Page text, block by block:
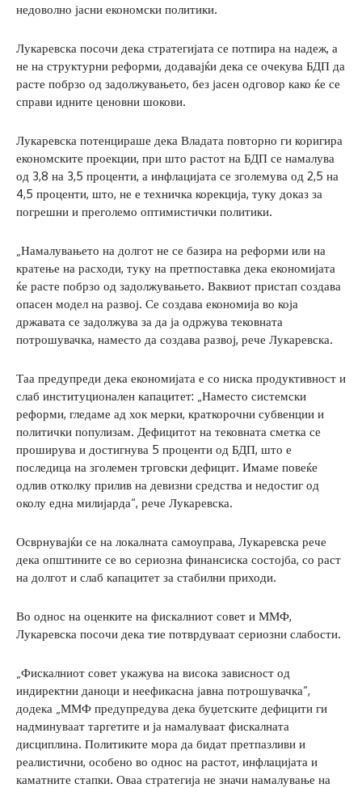
недоволно јасни економски политики.
Лукаревска посочи дека стратегијата се потпира на надеж, а
не на структурни реформи, додавајќи дека се очекува БДП да
расте побрзо од задолжувањето, без јасен одговор како ќе се
справи идните ценовни шокови.
Лукаревска потенцираше дека Владата повторно ги коригира
економските проекции, при што растот на БДП се намалува
од 3,8 на 3,5 проценти, а инфлацијата се зголемува од 2,5 на
4,5 проценти, што, не е техничка корекција, туку доказ за
погрешни и преголемо оптимистички политики.
„Намалувањето на долгот не се базира на реформи или на
кратење на расходи, туку на претпоставка дека економијата
ќе расте побрзо од задолжувањето. Ваквиот пристап создава
опасен модел на развој. Се создава економија во која
државата се задолжува за да ја одржува тековната
потрошувачка, наместо да создава развој, рече Лукаревска.
Таа предупреди дека економијата е со ниска продуктивност и
слаб институционален капацитет: „Наместо системски
реформи, гледаме ад хок мерки, краткорочни субвенции и
политички популизам. Дефицитот на тековната сметка се
проширува и достигнува 5 проценти од БДП, што е
последица на зголемен трговски дефицит. Имаме повеќе
одлив отколку прилив на девизни средства и недостиг од
околу една милијарда“, рече Лукаревска.
Осврнувајќи се на локалната самоуправа, Лукаревска рече
дека општините се во сериозна финансиска состојба, со раст
на долгот и слаб капацитет за стабилни приходи.
Во однос на оценките на фискалниот совет и ММФ,
Лукаревска посочи дека тие потврдуваат сериозни слабости.
„Фискалниот совет укажува на висока зависност од
индиректни даноци и неефикасна јавна потрошувачка“,
додека „ММФ предупредува дека буџетските дефицити ги
надминуваат таргетите и ја намалуваат фискалната
дисциплина. Политиките мора да бидат претпазливи и
реалистични, особено во однос на растот, инфлацијата и
каматните стапки. Оваа стратегија не значи намалување на